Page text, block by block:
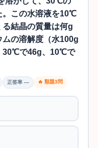
。この水溶液を10℃
る結晶の質量は何g
の溶解度（水100g
30℃で46g、10℃で
正答率 — 🔥 類題3問